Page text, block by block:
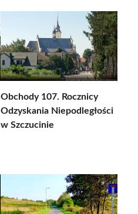
Obchody 107. Rocznicy
Odzyskania Niepodległości
w Szczucinie